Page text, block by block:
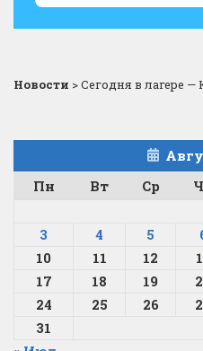
Новости >Сегодня в
Пн
Вт Ср
3
4 5
10
11 12
17
18 19
24
25 26
31